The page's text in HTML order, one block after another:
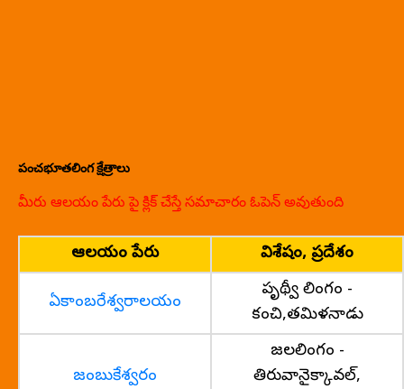
పంచభూతలింగ క్షేత్రాలు
మీరు ఆలయం పేరు పై క్లిక్ చేస్తే సమాచారం ఓపెన్ అవుతుంది
ఆలయం పేరు విశేషం, ప్రదేశం
ఏకాంబరేశ్వరాలయం
పృథ్వీ లింగం -
కంచి,తమిళనాడు
జంబుకేశ్వరం
జలలింగం -
తిరువానైక్కావల్,